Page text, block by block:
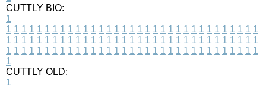
CUTTLY BIO:
1
1 1 1 1 1 1 1 1 1 1 1 1 1 1 1 1 1 1 1 1 1 1 1 1 1 1 1 1 1 1 1 1 1
1 1 1 1 1 1 1 1 1 1 1 1 1 1 1 1 1 1 1 1 1 1 1 1 1 1 1 1 1 1 1 1 1
1 1 1 1 1 1 1 1 1 1 1 1 1 1 1 1 1 1 1 1 1 1 1 1 1 1 1 1 1 1 1 1 1
1
CUTTLY OLD:
1